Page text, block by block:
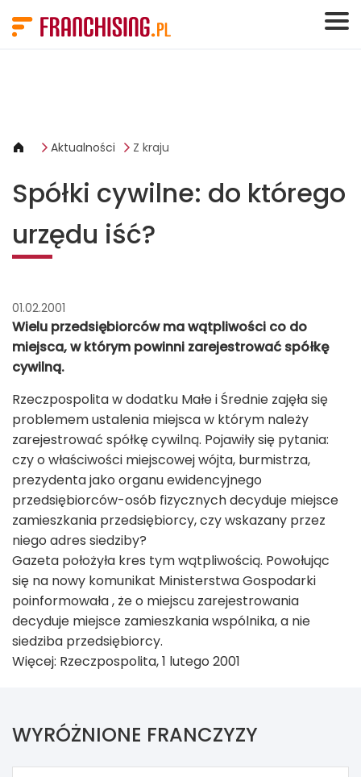
Aktualności Z kraju
Spółki cywilne: do którego
urzędu iść?
01.02.2001
Wielu przedsiębiorców ma wątpliwości co do
miejsca, w którym powinni zarejestrować spółkę
cywilną.
Rzeczpospolita w dodatku Małe i Średnie zajęła się
problemem ustalenia miejsca w którym należy
zarejestrować spółkę cywilną. Pojawiły się pytania:
czy o właściwości miejscowej wójta, burmistrza,
prezydenta jako organu ewidencyjnego
przedsiębiorców-osób fizycznych decyduje miejsce
zamieszkania przedsiębiorcy, czy wskazany przez
niego adres siedziby?
Gazeta położyła kres tym wątpliwością. Powołując
się na nowy komunikat Ministerstwa Gospodarki
poinformowała , że o miejscu zarejestrowania
decyduje miejsce zamieszkania wspólnika, a nie
siedziba przedsiębiorcy.
Więcej: Rzeczpospolita, 1 lutego 2001
WYRÓŻNIONE FRANCZYZY